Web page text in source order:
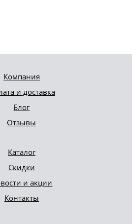
Компания
и доставка
Блог
Отзывы
Каталог
Скидки
и акции
Контакты